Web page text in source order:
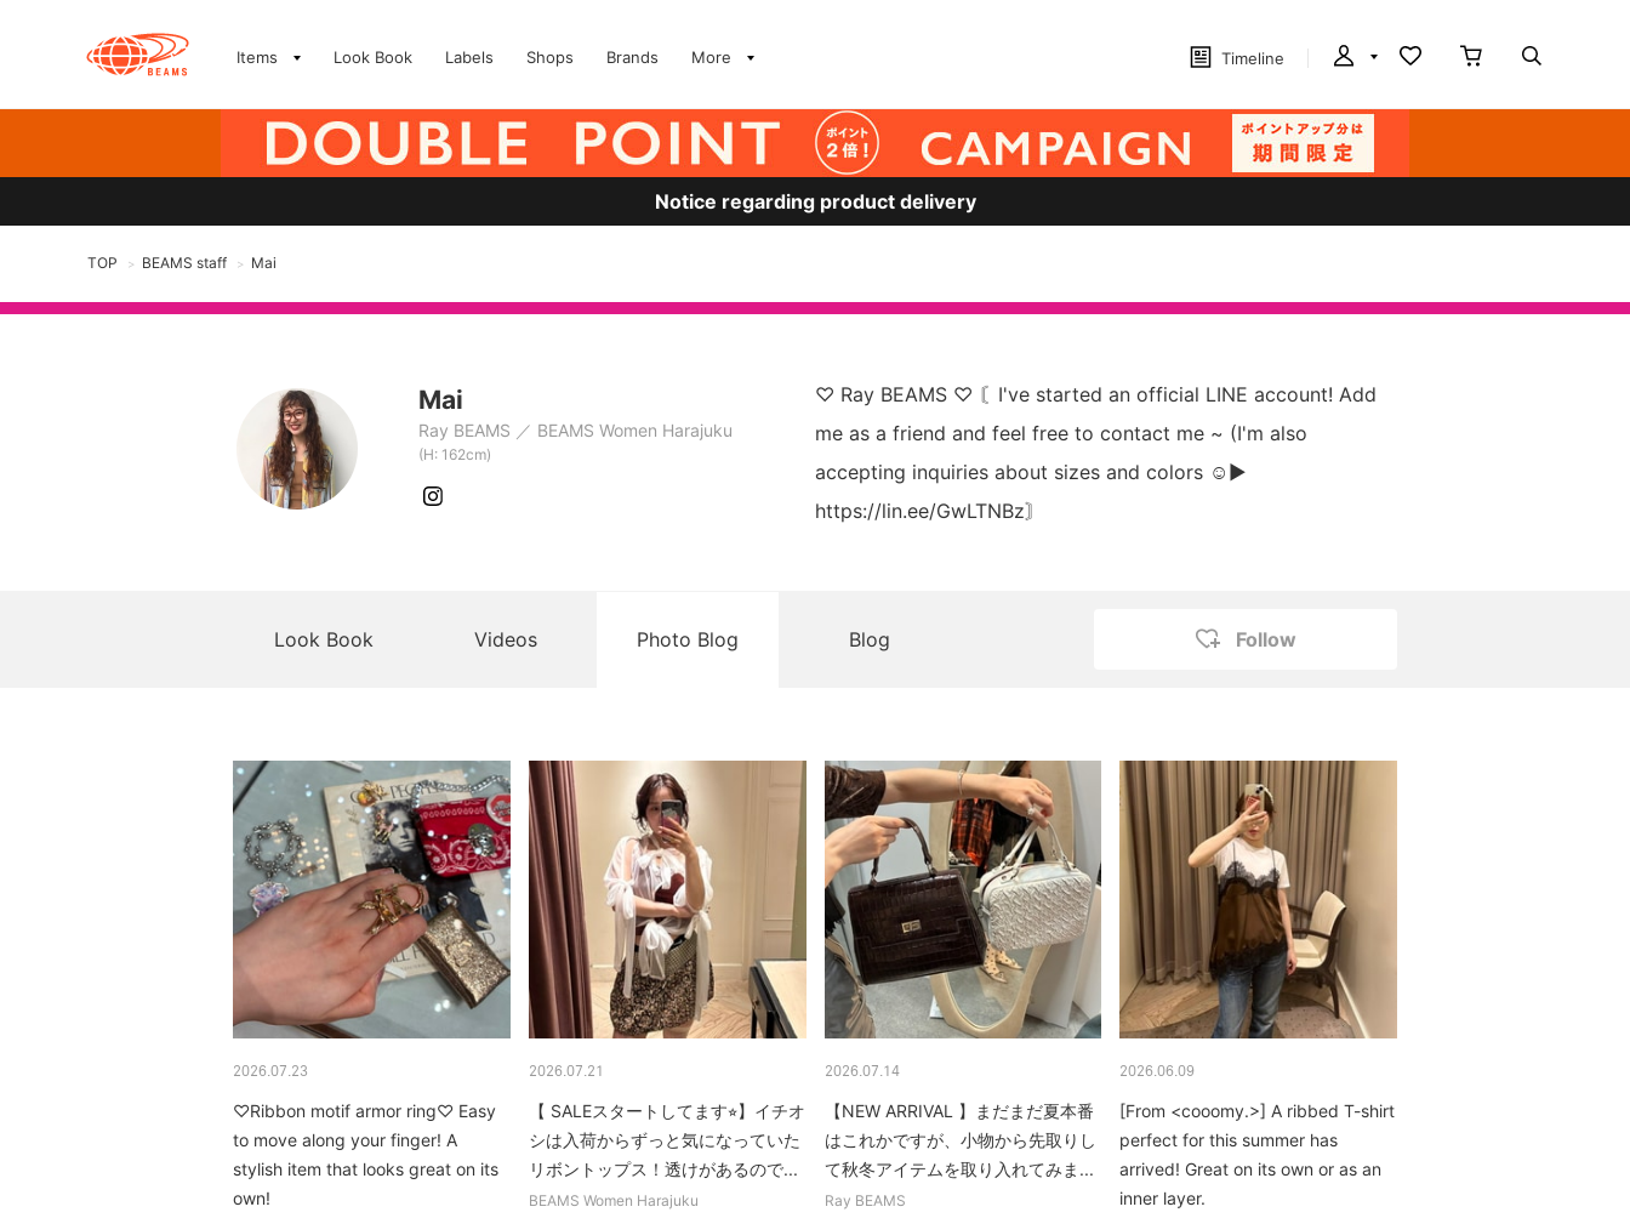
Items Look Book Labels Shops Brands More Timeline
Notice regarding product delivery
TOP > BEAMS staff > Mai
Mai
Ray BEAMS BEAMS Women Harajuku
(H: 162cm)
♡ Ray BEAMS ♡ 〘I've started an official LINE account! Add
me as a friend and feel free to contact me ~ (I'm also
accepting inquiries about sizes and colors ☺︎▶︎
https://lin.ee/GwLTNBz〙
Look Book Videos Photo Blog Blog Follow
2026.07.23
♡Ribbon motif armor ring♡ Easy
to move along your finger! A
stylish item that looks great on its
own!
2026.07.21
【 SALEスタートしてます⭐︎】イチオ
シは入荷からずっと気になっていた
リボントップス！透けがあるので...
BEAMS Women Harajuku
2026.07.14
【NEW ARRIVAL 】まだまだ夏本番
はこれかですが、小物から先取りし
て秋冬アイテムを取り入れてみま...
Ray BEAMS
2026.06.09
[From <cooomy.>] A ribbed T-shirt
perfect for this summer has
arrived! Great on its own or as an
inner layer.